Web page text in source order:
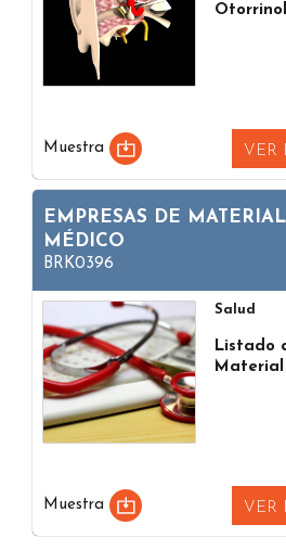
Muestra VER
EMPRESAS DE MATERIAL
MÉDICO
BRK0396
Salud
Listado
Material
Muestra VER